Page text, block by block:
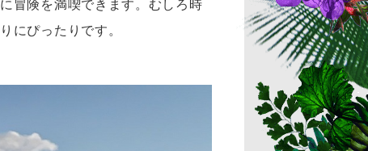
冒険を満喫できます。むしろ時
にぴったりです。